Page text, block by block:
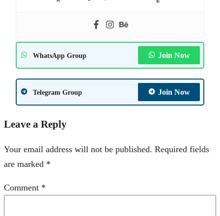
WhatsApp Group Join Now
Telegram Group Join Now
Leave a Reply
Your email address will not be published. Required fields
are marked *
Comment *